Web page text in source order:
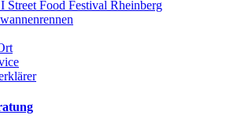
Street Food Festival Rheinberg